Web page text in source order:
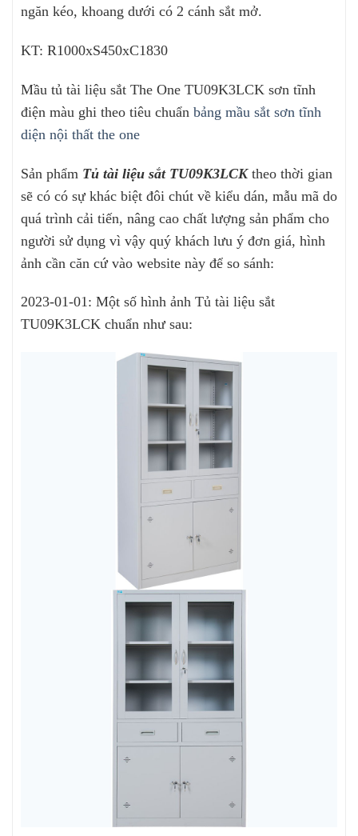
ngăn kéo, khoang dưới có 2 cánh sắt mở.
KT: R1000xS450xC1830
Mầu tủ tài liệu sắt The One TU09K3LCK sơn tĩnh
điện màu ghi theo tiêu chuẩn bảng mầu sắt sơn tĩnh
diện nội thất the one
Sản phẩm Tủ tài liệu sắt TU09K3LCK theo thời gian
sẽ có có sự khác biệt đôi chút về kiểu dán, mẫu mã do
quá trình cải tiến, nâng cao chất lượng sản phẩm cho
người sử dụng vì vậy quý khách lưu ý đơn giá, hình
ảnh cần căn cứ vào website này để so sánh:
2023-01-01: Một số hình ảnh Tủ tài liệu sắt
TU09K3LCK chuẩn như sau: